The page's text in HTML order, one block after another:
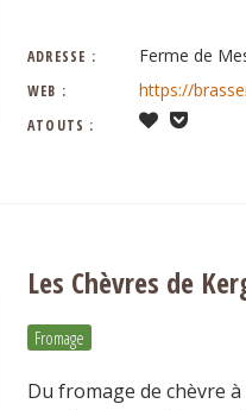
ADRESSE : Ferme de
WEB : https://
ATOUTS :
Les Chèvres de
Fromage
Du fromage de chèvre